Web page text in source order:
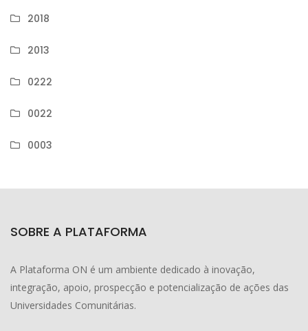
2018
2013
0222
0022
0003
SOBRE A PLATAFORMA
A Plataforma ON é um ambiente dedicado à inovação,
integração, apoio, prospecção e potencialização de ações das
Universidades Comunitárias.